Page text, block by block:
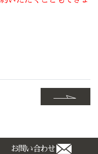
お問い合わせ